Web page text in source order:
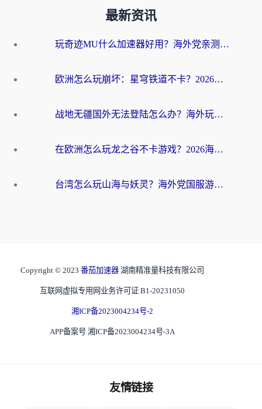
最新资讯
玩奇迹MU什么加速器好用？海外党亲测：这款加速器让你告别延迟卡顿！
欧洲怎么玩崩坏：星穹铁道不卡？2026海外玩家国服游戏加速器终极攻略
战地无疆国外无法登陆怎么办？海外玩家国服畅玩终极指南（附欧服魔兽EVE加速方案）
在欧洲怎么玩龙之谷不卡游戏？2026海外党国服游戏加速全攻略
台湾怎么玩山海与妖灵？海外党国服游戏加速全攻略，告别延迟卡顿
Copyright © 2023 番茄加速器 湖南精准量科技有限公司
互联网虚拟专用网业务许可证 B1-20231050
湘ICP备2023004234号-2
APP备案号 湘ICP备2023004234号-3A
友情链接